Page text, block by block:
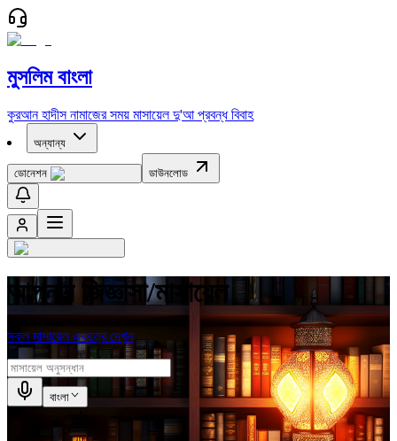
মুসলিম বাংলা
কুরআন হাদীস নামাজের সময় মাসায়েল দু'আ প্রবন্ধ বিবাহ
অন্যান্য
ডোনেশন ডাউনলোড
আপনার জিজ্ঞাসা/মাসায়েল
সকল মাসায়েল একত্রে দেখুন
বাংলা